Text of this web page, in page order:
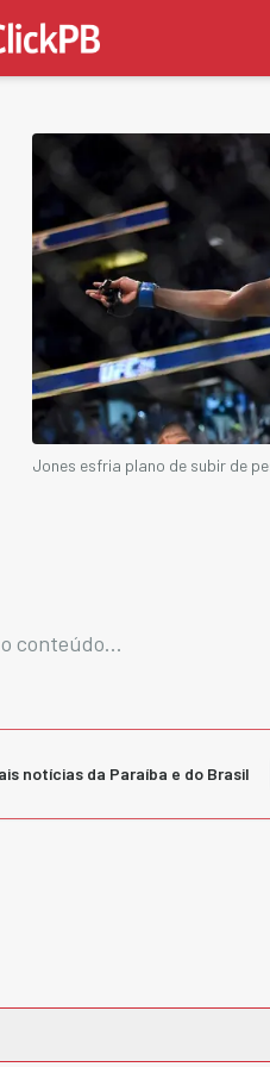
Jones esfria plano de subir de
conteúdo...
notícias da Paraíba e do Brasil